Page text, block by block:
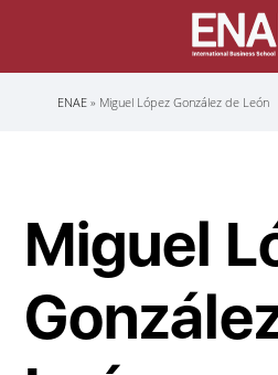
Sobrescribir
ENAE Miguel López González de León
Miguel